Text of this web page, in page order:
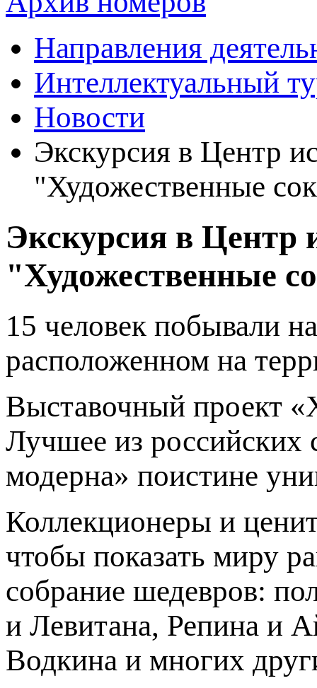
Направления
Интеллектуальный
Новости
Экскурсия в Центр
"Художественные
Экскурсия в Центр
"Художественные
15 человек побывали
расположенном на
Выставочный проект
Лучшее из
модерна» поистине
Коллекционеры и
чтобы показать миру
собрание шедевров:
и Левитана, Репина и
Водкина и многих